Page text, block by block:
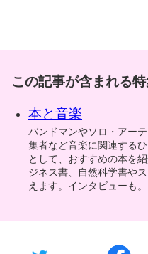
この記事が含まれる
本と音楽
バンドマンやソロ・アー
集者など音楽に関連する
として、おすすめの本を
ジネス書、自然科学書や
えます。インタビューも。